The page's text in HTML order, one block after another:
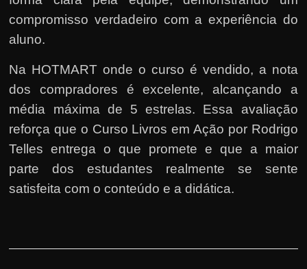
compromisso verdadeiro com a experiência do
aluno.
Na HOTMART onde o curso é vendido, a nota
dos compradores é excelente, alcançando a
média máxima de 5 estrelas. Essa avaliação
reforça que o Curso Livros em Ação por Rodrigo
Telles entrega o que promete e que a maior
parte dos estudantes realmente se sente
satisfeita com o conteúdo e a didática.